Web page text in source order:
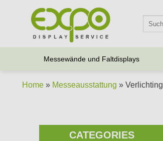
Messewände und Faltdisplays
Home » Messeausstattung » Verlichting
CATEGORIES